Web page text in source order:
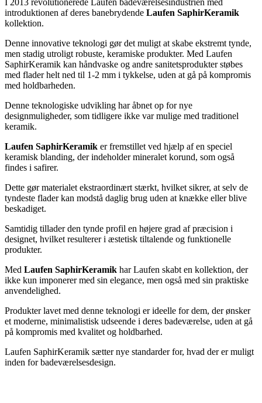
introduktionen af deres banebrydende Laufen SaphirKeramik
kollektion.
Denne innovative teknologi gør det muligt at skabe ekstremt tynde,
men stadig utroligt robuste, keramiske produkter. Med Laufen
SaphirKeramik kan håndvaske og andre sanitetsprodukter støbes
med flader helt ned til 1-2 mm i tykkelse, uden at gå på kompromis
med holdbarheden.
Denne teknologiske udvikling har åbnet op for nye
designmuligheder, som tidligere ikke var mulige med traditionel
keramik.
Laufen SaphirKeramik er fremstillet ved hjælp af en speciel
keramisk blanding, der indeholder mineralet korund, som også
findes i safirer.
Dette gør materialet ekstraordinært stærkt, hvilket sikrer, at selv de
tyndeste flader kan modstå daglig brug uden at knække eller blive
beskadiget.
Samtidig tillader den tynde profil en højere grad af præcision i
designet, hvilket resulterer i æstetisk tiltalende og funktionelle
produkter.
Med Laufen SaphirKeramik har Laufen skabt en kollektion, der
ikke kun imponerer med sin elegance, men også med sin praktiske
anvendelighed.
Produkter lavet med denne teknologi er ideelle for dem, der ønsker
et moderne, minimalistisk udseende i deres badeværelse, uden at gå
på kompromis med kvalitet og holdbarhed.
Laufen SaphirKeramik sætter nye standarder for, hvad der er muligt
inden for badeværelsesdesign.